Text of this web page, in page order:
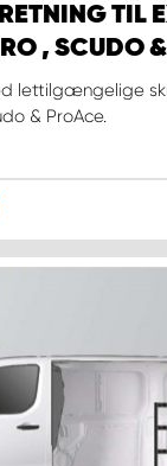
TIL
, SCUDO
lettilgængelige
& ProAce.